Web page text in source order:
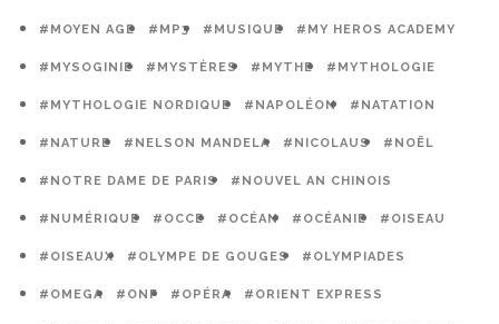
#MOYEN AGE #MP3 #MUSIQUE #MY HEROS ACADEMY
#MYSOGINIE #MYSTÈRES #MYTHE #MYTHOLOGIE
#MYTHOLOGIE NORDIQUE #NAPOLÉON #NATATION
#NATURE #NELSON MANDELA #NICOLAUS #NOËL
#NOTRE DAME DE PARIS #NOUVEL AN CHINOIS
#NUMÉRIQUE #OCCE #OCÉAN #OCÉANIE #OISEAU
#OISEAUX #OLYMPE DE GOUGES #OLYMPIADES
#OMEGA #ONF #OPÉRA #ORIENT EXPRESS